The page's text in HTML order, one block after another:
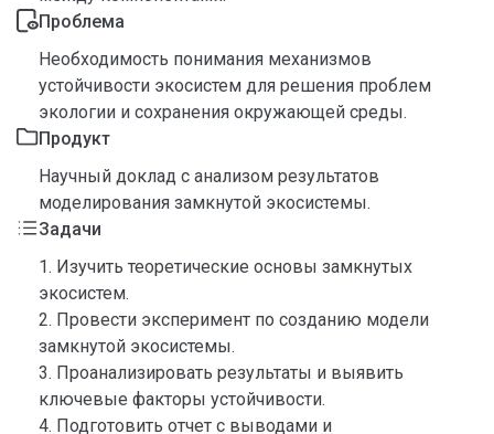
Проблема
Необходимость понимания механизмов
устойчивости экосистем для решения проблем
экологии и сохранения окружающей среды.
Продукт
Научный доклад с анализом результатов
моделирования замкнутой экосистемы.
Задачи
1. Изучить теоретические основы замкнутых
экосистем.
2. Провести эксперимент по созданию модели
замкнутой экосистемы.
3. Проанализировать результаты и выявить
ключевые факторы устойчивости.
4. Подготовить отчет с выводами и